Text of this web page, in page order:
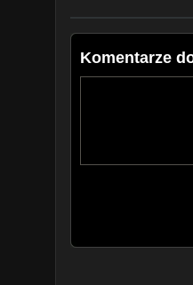
Komentarze